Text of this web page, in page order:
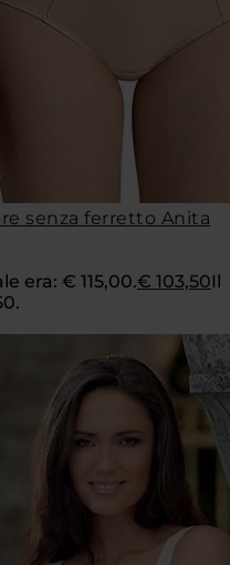
senza ferretto Anita
era: € 115,00.€ 103,50Il